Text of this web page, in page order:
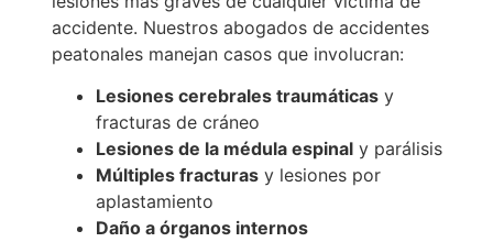
accidente. Nuestros abogados de accidentes
peatonales manejan casos que involucran:
Lesiones cerebrales traumáticasy
fracturas de cráneo
Lesiones de la médula espinaly parálisis
Múltiples fracturasy lesiones por
aplastamiento
Daño a órganos internos